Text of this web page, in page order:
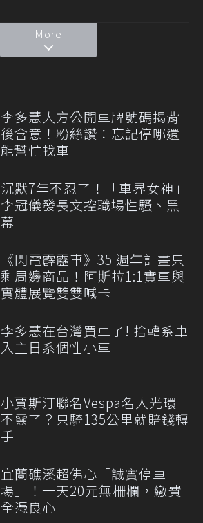
More
李多慧大方公開車牌號碼揭背
後含意！粉絲讚：忘記停哪還
能幫忙找車
沉默7年不忍了！「車界女神」
李冠儀發長文控職場性騷、黑
幕
《閃電霹靂車》35 週年計畫只
剩周邊商品！阿斯拉1:1實車與
實體展覽雙雙喊卡
李多慧在台灣買車了! 捨韓系車
入主日系個性小車
小賈斯汀聯名Vespa名人光環
不靈了？只騎135公里就賠錢轉
手
宜蘭礁溪超佛心「誠實停車
場」！一天20元無柵欄，繳費
全憑良心